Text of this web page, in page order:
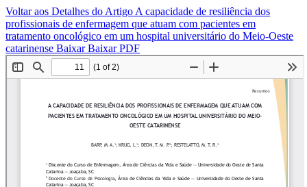
Voltar aos Detalhes do Artigo A capacidade de resiliência dos
profissionais de enfermagem que atuam com pacientes em
tratamento oncológico em um hospital universitário do Meio-Oeste
catarinense BaixarBaixar PDF